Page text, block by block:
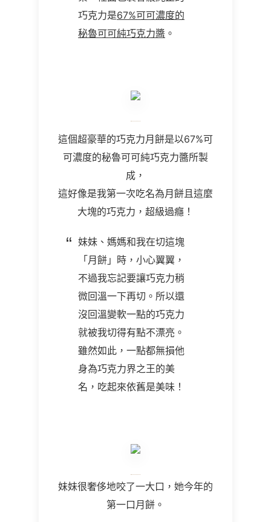
巧克力是67%可可濃度的
秘魯可可純巧克力醬 。
這個超豪華的巧克力月餅是以67%可
可濃度的秘魯可可純巧克力醬所製
成，
這好像是我第一次吃名為月餅且這麼
大塊的巧克力，超級過癮！
妹妹、媽媽和我在切這塊
「月餅」時，小心翼翼，
不過我忘記要讓巧克力稍
微回溫一下再切。所以還
沒回溫變軟一點的巧克力
就被我切得有點不漂亮。
雖然如此，一點都無損他
身為巧克力界之王的美
名，吃起來依舊是美味！
妹妹很奢侈地咬了一大口，她今年的
第一口月餅。